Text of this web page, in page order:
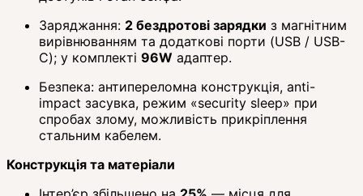
Заряджання: 2 бездротові зарядки з магнітним
вирівнюванням та додаткові порти (USB / USB-
C); у комплекті 96W адаптер.
Безпека: антипереломна конструкція, anti-
impact засувка, режим «security sleep» при
спробах злому, можливість прикріплення
стальним кабелем.
Конструкція та матеріали